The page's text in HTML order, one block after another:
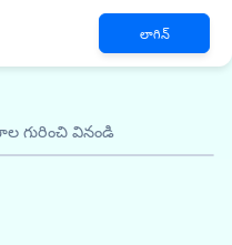
లాగిన్
కోసం
గురించి వినండి